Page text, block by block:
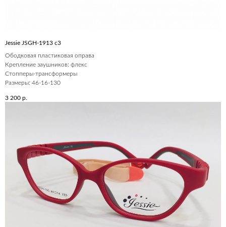
Jessie JSGH-1913 c3
Ободковая пластиковая оправа
Крепление заушников: флекс
Стопперы-трансформеры
Размеры: 46-16-130
3 200 р.